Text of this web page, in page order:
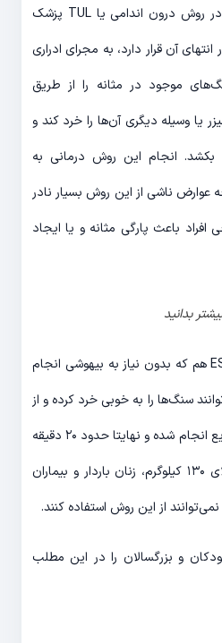
برون اندامی انجام می‌شود. در روش درون اندامی یا TUL پزشک
آن قرار دارد، به مجرای ادراری
موجود در مثانه را از طریق
یا وسیله دیگری آن‌ها را خرد کند و
بکشد. انجام این روش درمانی به
عوارض ناشی از این روش بسیار نادر
باعث پارگی مثانه و یا ایجاد
بدانید
در روش درون اندامی یا ESWL هم که بدون نیاز به بیهوشی انجام
سنگ‌ها را به خوبی خرد کرده و از
بین ببرند. این روش بسیار سریع انجام شده و نهایتا حدود ۲۰ دقیقه
زمان می‌برد. افراد با وزن بالای ۱۳۰ کیلوگرم، زنان باردار و بیماران
از این روش استفاده کنند.
و بزرگسالان را در این مطلب